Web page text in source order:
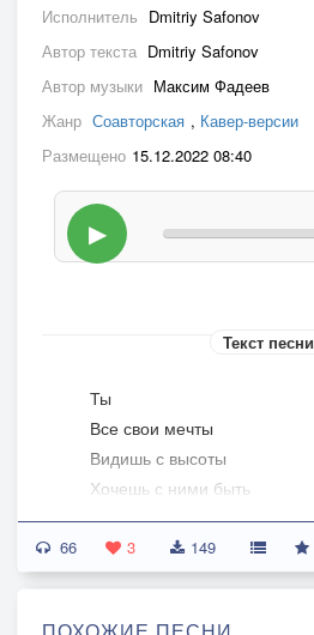
Исполнитель Dmitriy Safonov
Автор текста Dmitriy Safonov
Автор музыки Максим Фадеев
Жанр Соавторская , Кавер-версии
Размещено 15.12.2022 08:40
▶
Текст песни
Ты
Все свои мечты
Видишь с высоты
Хочешь с ними быть
Но
Лучшие друзья
Пьяные друзья
66 3 149